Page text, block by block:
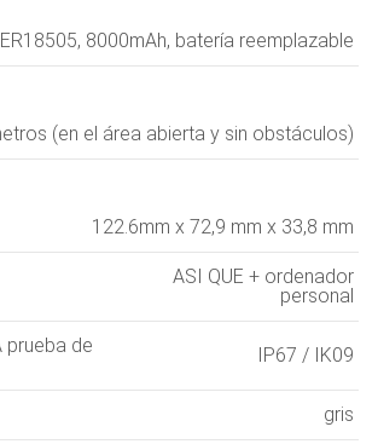
8000mAh, batería reemplazable
(en el área abierta y sin obstáculos)
122.6mm x 72,9 mm x 33,8 mm
ASI QUE + ordenador
personal
prueba de
IP67 / IK09
gris